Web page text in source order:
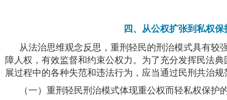
四、从公权扩张到私权
从法治思维观念反思，重刑轻民的刑治模式具有
障人权，有效监督和约束公权力。为了充分发挥民法
展过程中的各种失范和违法行为，应当通过民刑共治
（一）重刑轻民刑治模式体现重公权而轻私权保护